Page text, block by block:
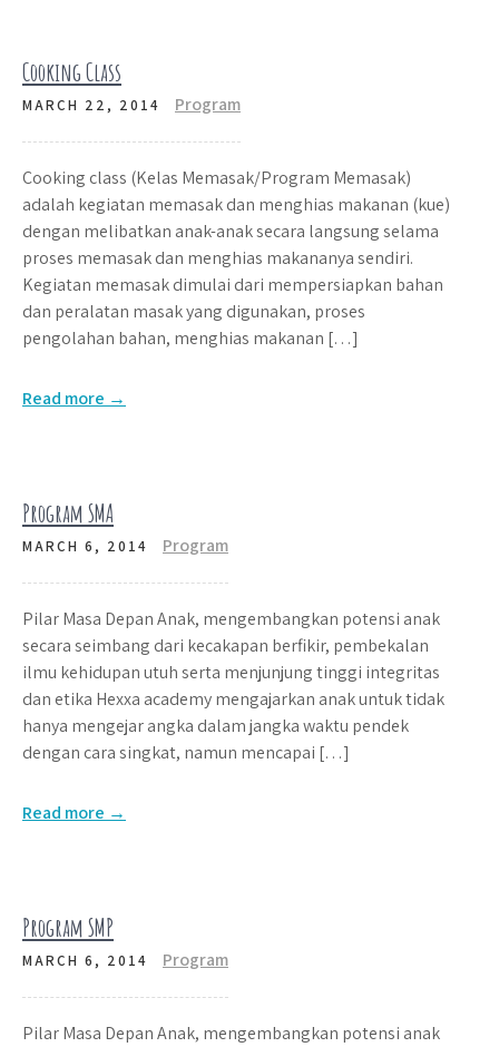
Cooking Class
MARCH 22, 2014 Program
Cooking class (Kelas Memasak/Program Memasak)
adalah kegiatan memasak dan menghias makanan (kue)
dengan melibatkan anak-anak secara langsung selama
proses memasak dan menghias makananya sendiri.
Kegiatan memasak dimulai dari mempersiapkan bahan
dan peralatan masak yang digunakan, proses
pengolahan bahan, menghias makanan […]
Read more →
Program SMA
MARCH 6, 2014 Program
Pilar Masa Depan Anak, mengembangkan potensi anak
secara seimbang dari kecakapan berfikir, pembekalan
ilmu kehidupan utuh serta menjunjung tinggi integritas
dan etika Hexxa academy mengajarkan anak untuk tidak
hanya mengejar angka dalam jangka waktu pendek
dengan cara singkat, namun mencapai […]
Read more →
Program SMP
MARCH 6, 2014 Program
Pilar Masa Depan Anak, mengembangkan potensi anak